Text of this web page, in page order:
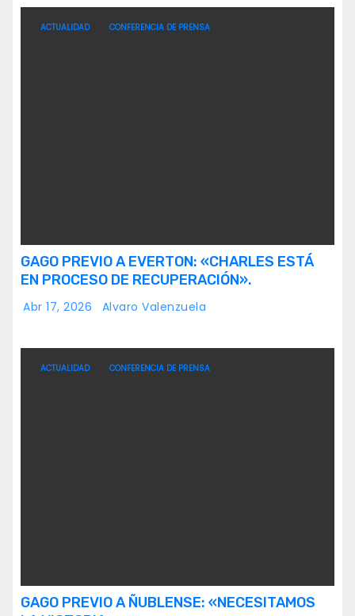
ACTUALIDAD CONFERENCIA DE PRENSA
GAGO PREVIO A EVERTON: «CHARLES ESTÁ
EN PROCESO DE RECUPERACIÓN».
Abr 17, 2026 Alvaro Valenzuela
ACTUALIDAD CONFERENCIA DE PRENSA
GAGO PREVIO A ÑUBLENSE: «NECESITAMOS